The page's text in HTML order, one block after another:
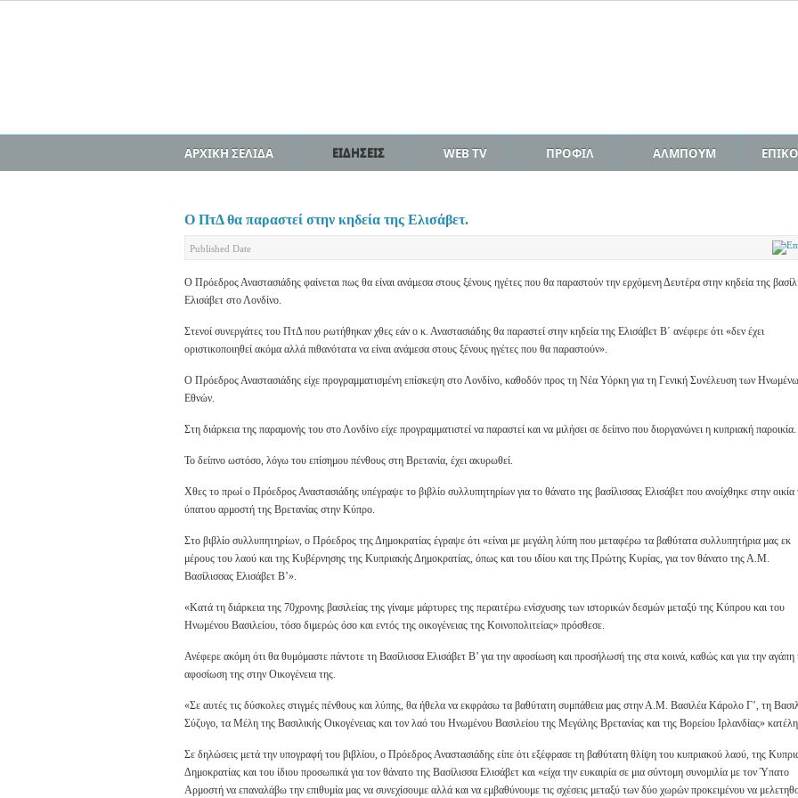
ΑΡΧΙΚΗ ΣΕΛΙΔΑ ΕΙΔΗΣΕΙΣ WEB TV ΠΡΟΦΙΛ ΑΛΜΠΟΥΜ
Ο ΠτΔ θα παραστεί στην κηδεία της Ελισάβετ.
Published Date
Ο Πρόεδρος Αναστασιάδης φαίνεται πως θα είναι ανάμεσα στους ξένους ηγέτες που θα παραστούν την ερχόμενη Δευτέρα στην κηδεία της
Ελισάβετ στο Λονδίνο.
Στενοί συνεργάτες του ΠτΔ που ρωτήθηκαν χθες εάν ο κ. Αναστασιάδης θα παραστεί στην κηδεία της Ελισάβετ Β΄ ανέφερε ότι «δεν έχει
οριστικοποιηθεί ακόμα αλλά πιθανότατα να είναι ανάμεσα στους ξένους ηγέτες που θα παραστούν».
Ο Πρόεδρος Αναστασιάδης είχε προγραμματισμένη επίσκεψη στο Λονδίνο, καθοδόν προς τη Νέα Υόρκη για τη Γενική Συνέλευση των
Εθνών.
Στη διάρκεια της παραμονής του στο Λονδίνο είχε προγραμματιστεί να παραστεί και να μιλήσει σε δείπνο που διοργανώνει η κυπριακή παροικία.
Το δείπνο ωστόσο, λόγω του επίσημου πένθους στη Βρετανία, έχει ακυρωθεί.
Χθες το πρωί ο Πρόεδρος Αναστασιάδης υπέγραψε το βιβλίο συλλυπητηρίων για το θάνατο της βασίλισσας Ελισάβετ που ανοίχθηκε στην οικία
ύπατου αρμοστή της Βρετανίας στην Κύπρο.
Στο βιβλίο συλλυπητηρίων, ο Πρόεδρος της Δημοκρατίας έγραψε ότι «είναι με μεγάλη λύπη που μεταφέρω τα βαθύτατα συλλυπητήρια μας εκ
μέρους του λαού και της Κυβέρνησης της Κυπριακής Δημοκρατίας, όπως και του ιδίου και της Πρώτης Κυρίας, για τον θάνατο της Α.Μ.
Βασίλισσας Ελισάβετ Β’».
«Κατά τη διάρκεια της 70χρονης βασιλείας της γίναμε μάρτυρες της περαιτέρω ενίσχυσης των ιστορικών δεσμών μεταξύ της Κύπρου και του
Ηνωμένου Βασιλείου, τόσο διμερώς όσο και εντός της οικογένειας της Κοινοπολιτείας» πρόσθεσε.
Ανέφερε ακόμη ότι θα θυμόμαστε πάντοτε τη Βασίλισσα Ελισάβετ Β’ για την αφοσίωση και προσήλωσή της στα κοινά, καθώς και για την αγάπη
αφοσίωση της στην Οικογένεια της.
«Σε αυτές τις δύσκολες στιγμές πένθους και λύπης, θα ήθελα να εκφράσω τα βαθύτατη συμπάθεια μας στην Α.Μ. Βασιλέα Κάρολο Γ’, τη
Σύζυγο, τα Μέλη της Βασιλικής Οικογένειας και τον λαό του Ηνωμένου Βασιλείου της Μεγάλης Βρετανίας και της Βορείου Ιρλανδίας»
Σε δηλώσεις μετά την υπογραφή του βιβλίου, ο Πρόεδρος Αναστασιάδης είπε ότι εξέφρασε τη βαθύτατη θλίψη του κυπριακού λαού, της
Δημοκρατίας και του ίδιου προσωπικά για τον θάνατο της Βασίλισσα Ελισάβετ και «είχα την ευκαιρία σε μια σύντομη συνομιλία με τον Ύπατο
Αρμοστή να επαναλάβω την επιθυμία μας να συνεχίσουμε αλλά και να εμβαθύνουμε τις σχέσεις μεταξύ των δύο χωρών προκειμένου να